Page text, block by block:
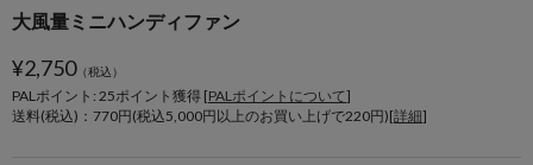
大風量ミニハンディファン
¥2,750（税込）
PALポイント: 25ポイント獲得 [PALポイントについて]
送料(税込)：770円(税込5,000円以上のお買い上げで220円)[詳細]